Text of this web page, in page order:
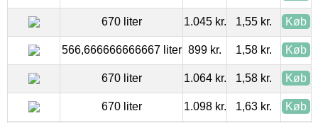
670 liter 1.045 kr. 1,55 kr. Køb
566,666666666667 liter 899 kr. 1,58 kr. Køb
670 liter 1.064 kr. 1,58 kr. Køb
670 liter 1.098 kr. 1,63 kr. Køb